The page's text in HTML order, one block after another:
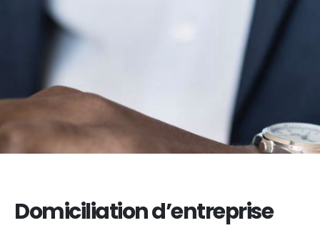
Domiciliation d’entreprise